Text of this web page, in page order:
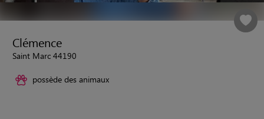
Clémence
Saint Marc 44190
possède des animaux